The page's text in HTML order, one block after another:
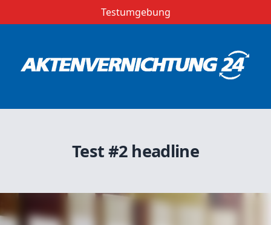
Testumgebung
Test #2 headline